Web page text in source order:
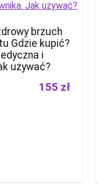
brzuch
Gdzie kupić?
i
używać?
155 zł